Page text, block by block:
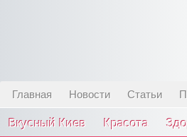
Главная Новости Статьи
Вкусный Киев Красота